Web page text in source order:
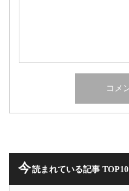
今読まれている記事 TOP10